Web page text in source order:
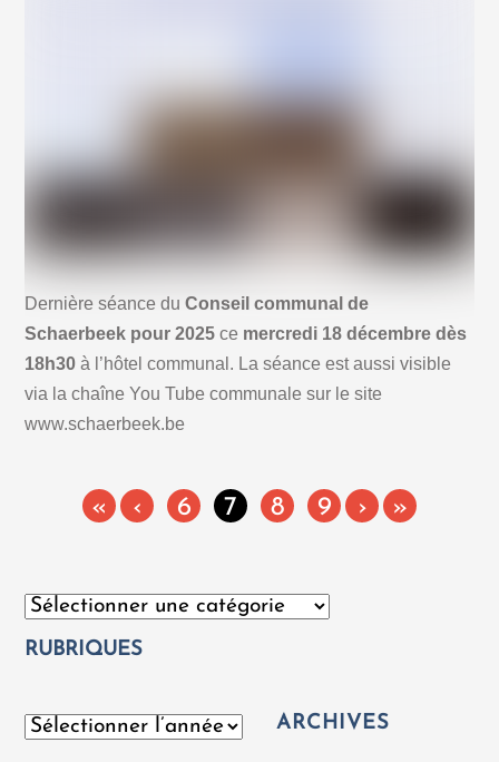
Dernière séance duConseil communal de
Schaerbeek pour 2025 ce mercredi 18 décembre dès
18h30 à l’hôtel communal. La séance est aussi visible
via la chaîne You Tube communale sur le site
www.schaerbeek.be
« ‹ 6 7 8 9 › »
Catégories
RUBRIQUES
Archives ARCHIVES